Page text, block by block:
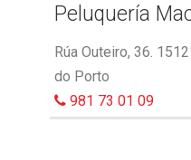
Peluquería
Rúa Outeiro, 36.
do Porto
981 73 01 09